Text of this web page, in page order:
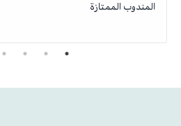
المندوب الممتازة